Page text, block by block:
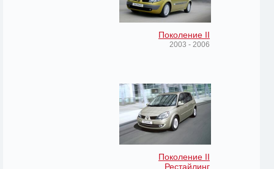
Поколение II
2003 - 2006
Поколение II
Рестайлинг